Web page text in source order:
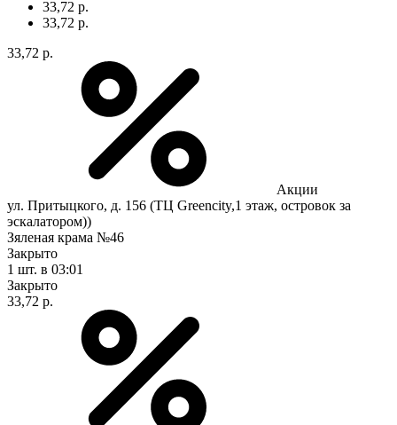
33,72 р.
33,72 р.
33,72 р.
Акции
ул. Притыцкого, д. 156 (ТЦ Greencity,1 этаж, островок за
эскалатором))
Зяленая крама №46
Закрыто
1 шт. в 03:01
Закрыто
33,72 р.